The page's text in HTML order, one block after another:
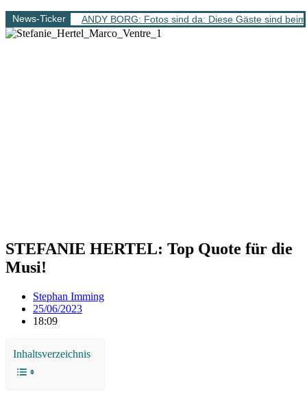
News-Ticker ANDY BORG: Fotos sind da: Diese Gäste sind
STEFANIE HERTEL: Top Quote für die
Musi!
Stephan Imming
25/06/2023
18:09
Inhaltsverzeichnis